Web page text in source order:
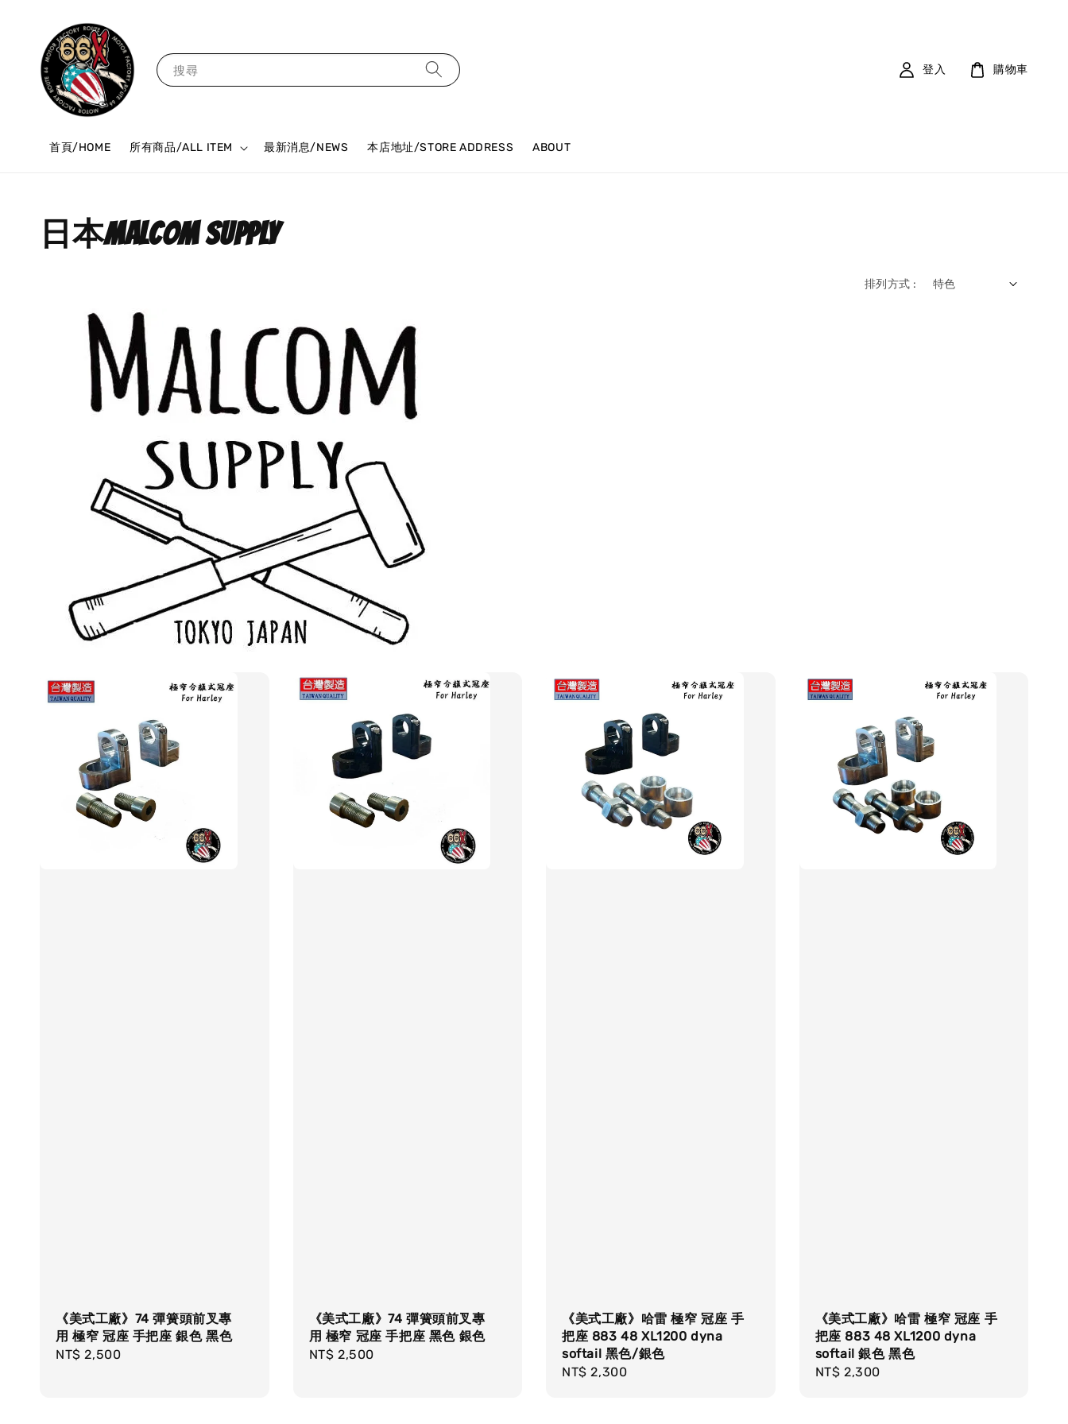
搜尋
首頁/HOME 所有商品/ALL ITEM 最新消息/NEWS 本店地址/STORE ADDRESS ABOUT
登入 購物車
日本MALCOM SUPPLY
排列方式 :
《美式工廠》74 彈簧頭前叉專
用 極窄 冠座 手把座 銀色 黑色
Regular
NT$ 2,500
《美式工廠》74 彈簧頭前叉專
用 極窄 冠座 手把座 黑色 銀色
Regular
NT$ 2,500
《美式工廠》哈雷 極窄 冠座 手
把座 883 48 XL1200 dyna
softail 黑色/銀色
Regular
NT$ 2,300
《美式工廠》哈雷 極窄 冠座 手
把座 883 48 XL1200 dyna
softail 銀色 黑色
Regular
NT$ 2,300